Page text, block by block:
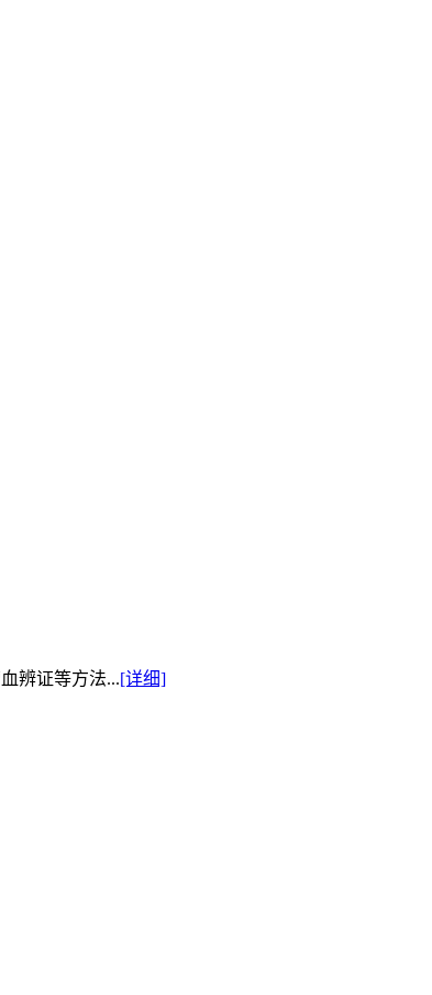
辨证等方法...[详细]